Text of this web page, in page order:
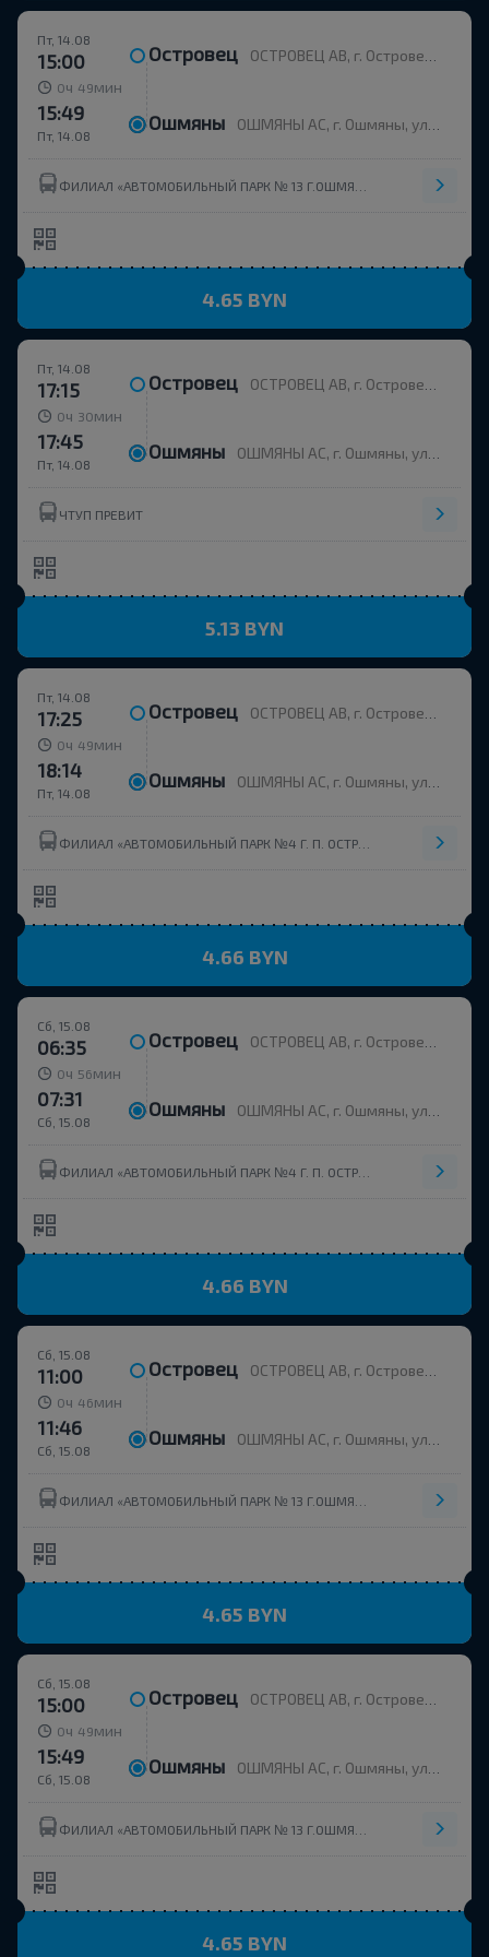
Пт, 14.08
15:00 Островец ОСТРОВЕЦ АВ, г. Островец, ул. Энергетиков, 4
0ч 49 мин
Пт, 14.08
15:49 Ошмяны ОШМЯНЫ АС, г. Ошмяны, ул. Советская, 123
4.65 BYN
Пт, 14.08
17:15 Островец ОСТРОВЕЦ АВ, г. Островец, ул. Энергетиков, 4
0ч 30 мин
Пт, 14.08
17:45 Ошмяны ОШМЯНЫ АС, г. Ошмяны, ул. Советская, 123
ЧТУП ПРЕВИТ
5.13 BYN
Пт, 14.08
17:25 Островец ОСТРОВЕЦ АВ, г. Островец, ул. Энергетиков, 4
0ч 49 мин
Пт, 14.08
18:14 Ошмяны ОШМЯНЫ АС, г. Ошмяны, ул. Советская, 123
4.66 BYN
Сб, 15.08
06:35 Островец ОСТРОВЕЦ АВ, г. Островец, ул. Энергетиков, 4
0ч 56 мин
Сб, 15.08
07:31 Ошмяны ОШМЯНЫ АС, г. Ошмяны, ул. Советская, 123
4.66 BYN
Сб, 15.08
11:00 Островец ОСТРОВЕЦ АВ, г. Островец, ул. Энергетиков, 4
0ч 46 мин
Сб, 15.08
11:46 Ошмяны ОШМЯНЫ АС, г. Ошмяны, ул. Советская, 123
4.65 BYN
Сб, 15.08
15:00 Островец ОСТРОВЕЦ АВ, г. Островец, ул. Энергетиков, 4
0ч 49 мин
Сб, 15.08
15:49 Ошмяны ОШМЯНЫ АС, г. Ошмяны, ул. Советская, 123
4.65 BYN